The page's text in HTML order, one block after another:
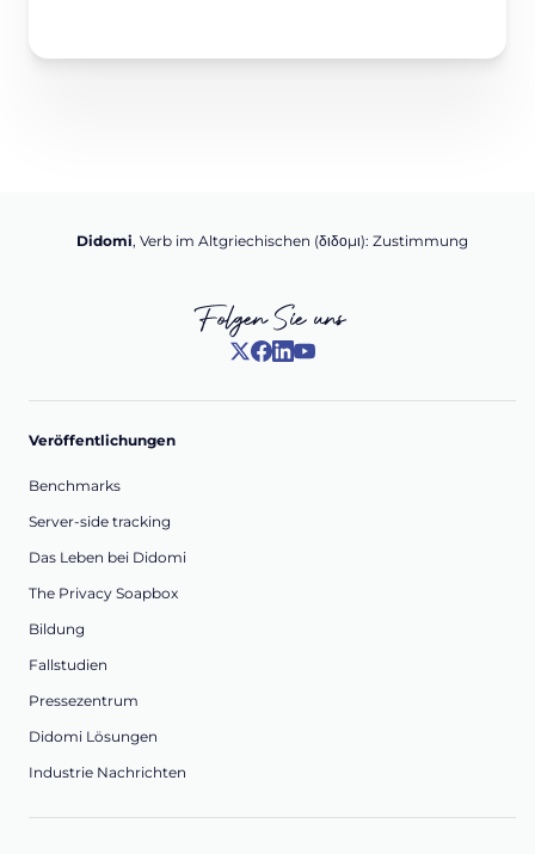
Didomi, Verb im Altgriechischen (διδομι): Zustimmung
Folgen Sie uns
Veröffentlichungen
Benchmarks
Server-side tracking
Das Leben bei Didomi
The Privacy Soapbox
Bildung
Fallstudien
Pressezentrum
Didomi Lösungen
Industrie Nachrichten